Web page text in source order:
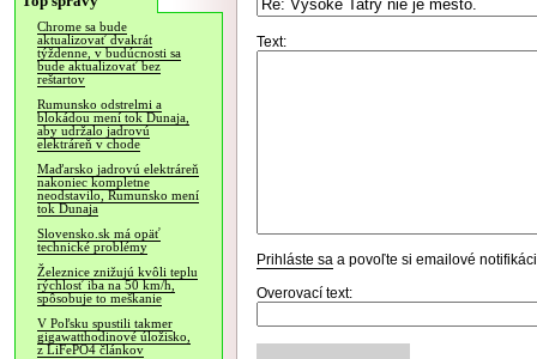
Chrome sa bude
aktualizovať dvakrát
týždenne, v budúcnosti sa
bude aktualizovať bez
reštartov
Rumunsko odstrelmi a
blokádou mení tok Dunaja,
aby udržalo jadrovú
elektráreň v chode
Maďarsko jadrovú elektráreň
nakoniec kompletne
neodstavilo, Rumunsko mení
tok Dunaja
Slovensko.sk má opäť
technické problémy
Železnice znižujú kvôli teplu
rýchlosť iba na 50 km/h,
spôsobuje to meškanie
V Poľsku spustili takmer
gigawatthodinové úložisko,
z LiFePO4 článkov
Text:
Prihláste sa a povoľte si emailové
Overovací text: